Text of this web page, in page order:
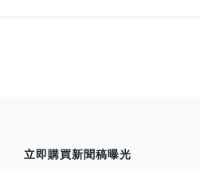
立即購買新聞稿曝光